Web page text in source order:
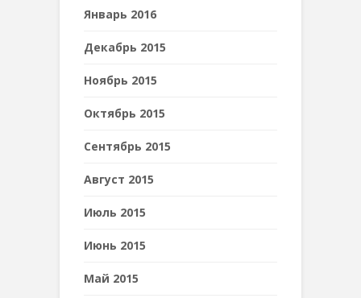
Январь 2016
Декабрь 2015
Ноябрь 2015
Октябрь 2015
Сентябрь 2015
Август 2015
Июль 2015
Июнь 2015
Май 2015